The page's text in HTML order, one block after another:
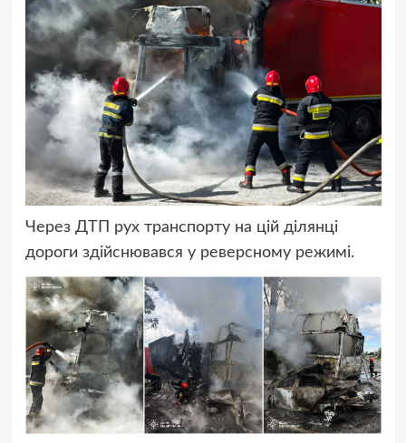
Через ДТП рух транспорту на цій ділянці
дороги здійснювався у реверсному режимі.